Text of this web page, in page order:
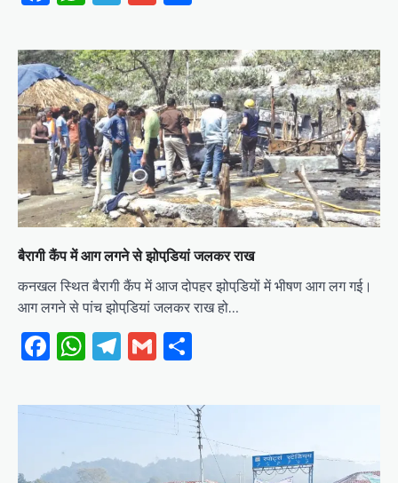
बैरागी कैंप में आग लगने से झोपडि़यां जलकर राख
कनखल स्थित बैरागी कैंप में आज दोपहर झोपडि़यों में भीषण आग लग गई।
आग लगने से पांच झोपडि़यां जलकर राख हो…
Facebook
WhatsApp
Telegram
Gmail